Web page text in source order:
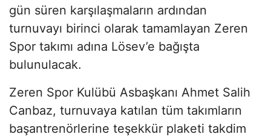
gün süren karşılaşmaların ardından
turnuvayı birinci olarak tamamlayan Zeren
Spor takımı adına Lösev’e bağışta
bulunulacak.
Zeren Spor Kulübü Asbaşkanı Ahmet Salih
Canbaz, turnuvaya katılan tüm takımların
başantrenörlerine teşekkür plaketi takdim